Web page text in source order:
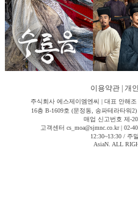
이용약관 개
주식회사 에스제이엠엔씨 | 대표 안해
16층 B-1609호 (문정동, 송파테라타워
매업 신고번호 제-
고객센터 cs_moa@sjmnc.co.kr | 02-
12:30~13:30 / 주
AsiaN. ALL